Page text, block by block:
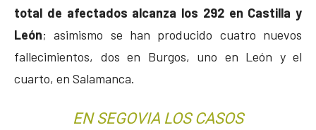
total de afectados alcanza los 292 en Castilla y
León; asimismo se han producido cuatro nuevos
fallecimientos, dos en Burgos, uno en León y el
cuarto, en Salamanca.
EN SEGOVIA LOS CASOS